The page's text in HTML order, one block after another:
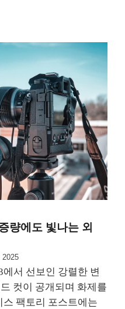
량에도 빛나는 외
2025
서 선보인 강렬한 변
컷이 공개되며 화제를
스 팩토리 포스트에는